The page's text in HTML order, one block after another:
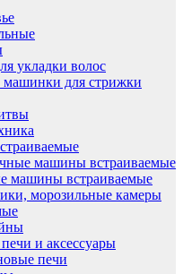
укладки волос
для стрижки
машины встраиваемые
машины встраиваемые
морозильные камеры
и аксессуары
печи